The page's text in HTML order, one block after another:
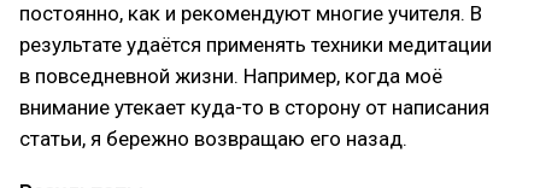
постоянно, как и рекомендуют многие учителя. В
результате удаётся применять техники медитации
в повседневной жизни. Например, когда моё
внимание утекает куда-то в сторону от написания
статьи, я бережно возвращаю его назад.